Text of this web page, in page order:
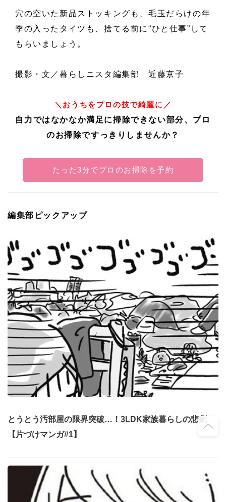
穴の空いた新品ストッキングも、毛玉だらけの年
季の入ったタイツも、捨てる前に“ひと仕事”して
もらいましょう。
撮影・文／暮らしニスタ編集部 近藤京子
＼おうちをプロの技で綺麗に／
自力ではなかなか満足に掃除できない部分、プロ
のお掃除ですっきりしませんか？
たった3分でプロのお掃除を予約
編集部ピックアップ
とうとう汚部屋の限界突破…！3LDK家族暮らしの悲劇
【片づけマンガ#1】